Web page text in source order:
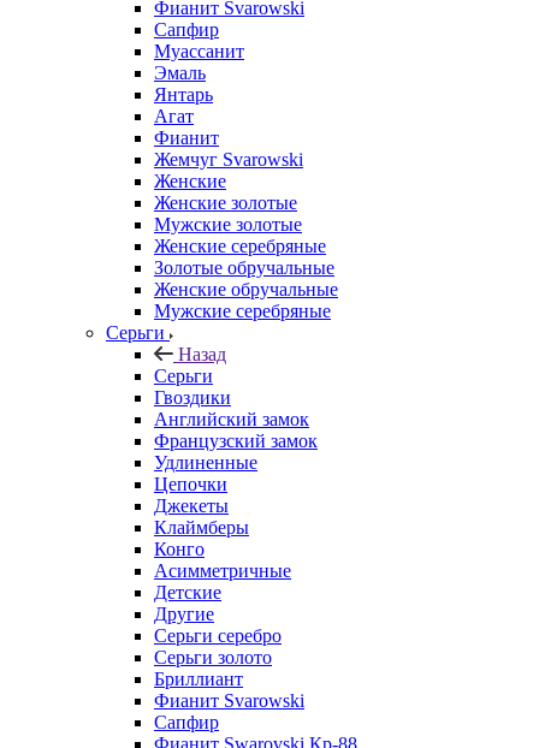
Фианит Svarowski
Сапфир
Муассанит
Эмаль
Янтарь
Агат
Фианит
Жемчуг Svarowski
Женские
Женские золотые
Мужские золотые
Женские серебряные
Золотые обручальные
Женские обручальные
Мужские серебряные
Серьги
Назад
Серьги
Гвоздики
Английский замок
Французский замок
Удлиненные
Цепочки
Джекеты
Клаймберы
Конго
Асимметричные
Детские
Другие
Серьги серебро
Серьги золото
Бриллиант
Фианит Svarowski
Сапфир
Фианит Swarovski Кр-88